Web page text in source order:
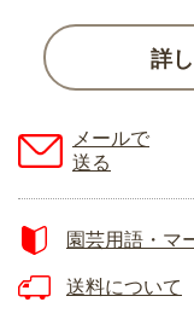
詳
メールで
送る
園芸用語・マ
送料について